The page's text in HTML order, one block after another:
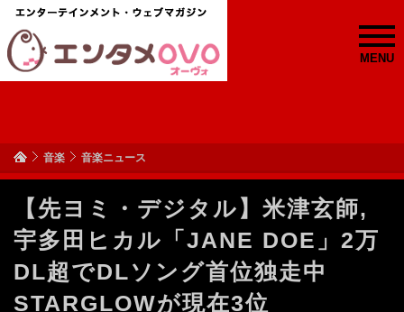
MENU
音楽 音楽ニュース
【先ヨミ・デジタル】米津玄師,
宇多田ヒカル「JANE DOE」2万
DL超でDLソング首位独走中
STARGLOWが現在3位